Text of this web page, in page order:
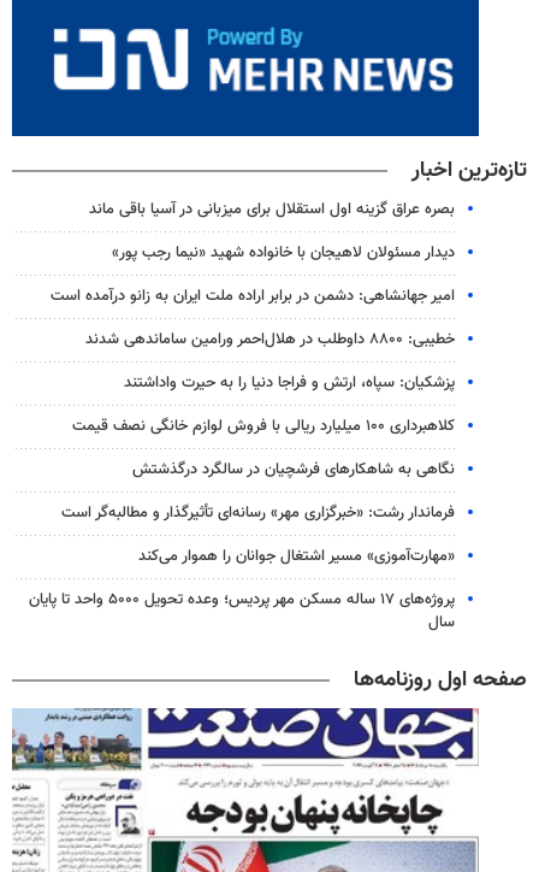
تازه‌ترین اخبار
بصره عراق گزینه اول استقلال برای میزبانی در آسیا باقی ماند
دیدار مسئولان لاهیجان با خانواده شهید «نیما رجب پور»
امیر جهانشاهی: دشمن در برابر اراده ملت ایران به زانو درآمده است
خطیبی: ۸۸۰۰ داوطلب در هلال‌احمر ورامین ساماندهی شدند
پزشکیان: سپاه، ارتش و فراجا دنیا را به حیرت واداشتند
کلاهبرداری ۱۰۰ میلیارد ریالی با فروش لوازم خانگی نصف قیمت
نگاهی به شاهکارهای فرشچیان در سالگرد درگذشتش
فرماندار رشت: «خبرگزاری مهر» رسانه‌ای تأثیرگذار و مطالبه‌گر است
«مهارت‌آموزی» مسیر اشتغال جوانان را هموار می‌کند
پروژه‌های ۱۷ ساله مسکن مهر پردیس؛ وعده تحویل ۵۰۰۰ واحد تا پایان
سال
صفحه اول روزنامه‌ها